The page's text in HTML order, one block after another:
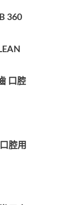
360
口腔
腔用